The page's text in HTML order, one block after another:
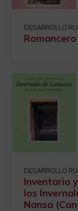
DESARROLLO
DESARROLLO
Inventario
los
Nansa